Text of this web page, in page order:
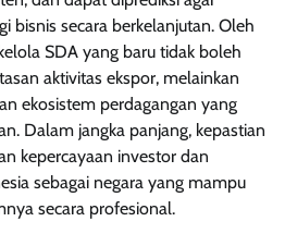
bisnis secara berkelanjutan. Oleh
SDA yang baru tidak boleh
aktivitas ekspor, melainkan
ekosistem perdagangan yang
Dalam jangka panjang, kepastian
kepercayaan investor dan
sebagai negara yang mampu
secara profesional.